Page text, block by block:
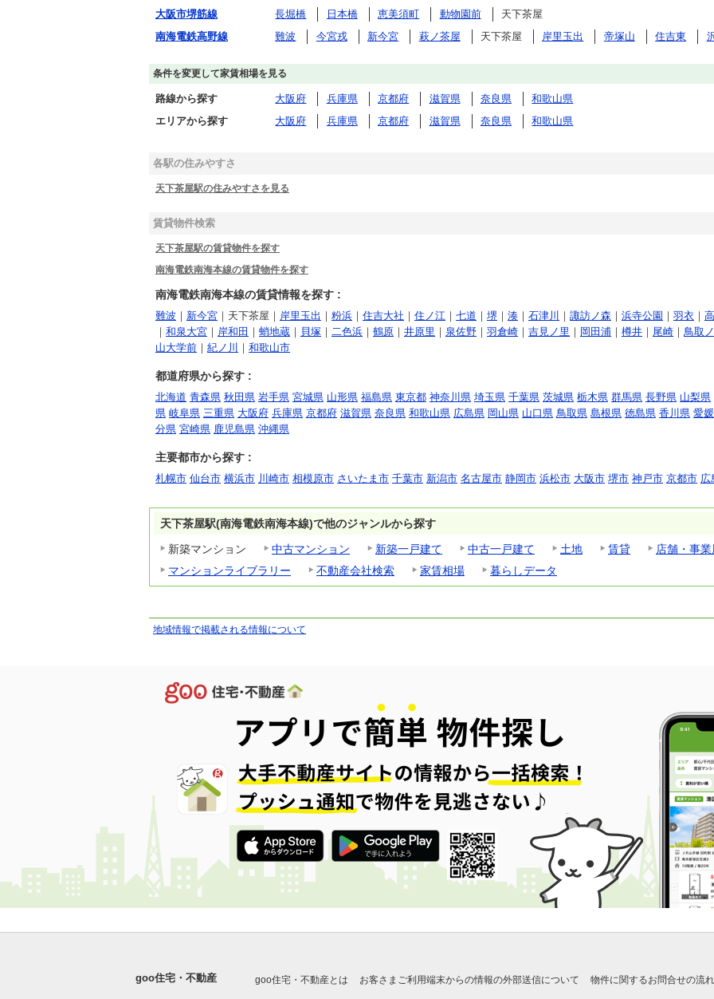
大阪市堺筋線
長堀橋 日本橋 恵美須町 動物園前
天下茶屋
南海電鉄高野線
難波 今宮戎 新今宮 萩ノ茶屋 天下茶屋 岸里玉出 帝塚山 住吉東
条件を変更して家賃相場を見る
路線から探す 大阪府 兵庫県 京都府 滋賀県 奈良県
和歌山県
エリアから探す
大阪府 兵庫県 京都府 滋賀県 奈良県 和歌山県
各駅の住みやすさ
天下茶屋駅の住みやすさを見る
賃貸物件検索
天下茶屋駅の賃貸物件を探す
南海電鉄南海本線の賃貸物件を探す
南海電鉄南海本線の賃貸情報を探す :
難波 ｜ 新今宮 ｜天下茶屋｜ 岸里玉出 ｜ 粉浜 ｜ 住吉大社 ｜ 住ノ江 ｜ 七道 ｜ 堺 ｜ 湊 ｜ 石津川 ｜ 諏訪ノ森 ｜ 浜寺公園 ｜ 羽衣 ｜
｜ 和泉大宮 ｜ 岸和田 ｜ 蛸地蔵 ｜ 貝塚 ｜ 二色浜 ｜ 鶴原 ｜ 井原里 ｜ 泉佐野 ｜ 羽倉崎 ｜ 吉見ノ里 ｜ 岡田浦 ｜ 樽井 ｜ 尾崎 ｜ 鳥取
山大学前 ｜ 紀ノ川 ｜ 和歌山市
都道府県から探す :
北海道 青森県 秋田県 岩手県 宮城県 山形県 福島県 東京都 神奈川県 埼玉県 千葉県 茨城県 栃木県 群馬県 長野県 山梨県
県 岐阜県 三重県 大阪府 兵庫県 京都府 滋賀県 奈良県 和歌山県 広島県 岡山県 山口県 鳥取県 島根県 徳島県 香川県 愛
分県 宮崎県 鹿児島県 沖縄県
主要都市から探す :
札幌市 仙台市 横浜市 川崎市 相模原市 さいたま市 千葉市 新潟市 名古屋市 静岡市 浜松市 大阪市 堺市 神戸市 京都市 広
天下茶屋駅(南海電鉄南海本線)で他のジャンルから探す
新築マンション
中古マンション 新築一戸建て 中古一戸建て 土地 賃貸
店舗・事業
マンションライブラリー
不動産会社検索 家賃相場 暮らしデータ
地域情報で掲載される情報について
goo住宅・不動産 goo住宅・不動産とは お客さまご利用端末からの情報の外部送信について 物件に関するお問合せの流れ